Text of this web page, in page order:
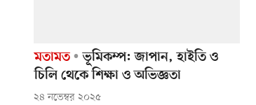
মতামত
ভূমিকম্প: জাপান, হাইতি ও
চিলি থেকে শিক্ষা ও অভিজ্ঞতা
২৪ নভেম্বর ২০২৫